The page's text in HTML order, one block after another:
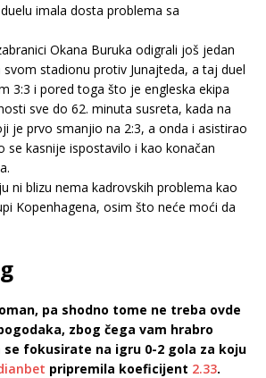
imala dosta problema sa
Okana Buruka odigrali još jedan
stadionu protiv Junajteda, a taj duel
3:3 i pored toga što je engleska ekipa
sve do 62. minuta susreta, kada na
je prvo smanjio na 2:3, a onda i asistirao
se kasnije ispostavilo i kao konačan
ni blizu nema kadrovskih problema kao
Kopenhagena, osim što neće moći da
pa shodno tome ne treba ovde
zbog čega vam hrabro
se fokusirate na igru 0-2 gola za koju
pripremila koeficijent 2.33.